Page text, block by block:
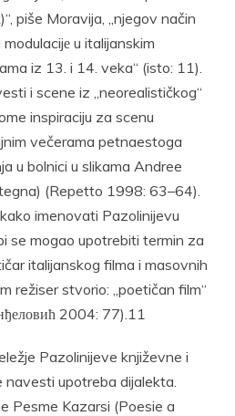
piše Moravija, „njegov način
u italijanskim
iz 13. i 14. veka“ (isto: 11).
i scene iz „neorealističkog“
inspiraciju za scenu
večerama petnaestoga
u bolnici u slikama Andree
(Repetto 1998: 63–64).
imenovati Pazolinijevu
se mogao upotrebiti termin za
italijanskog filma i masovnih
režiser stvorio: „poetičan film“
2004: 77).11
Pazolinijeve književne i
upotreba dijalekta.
Pesme Kazarsi (Poesie a